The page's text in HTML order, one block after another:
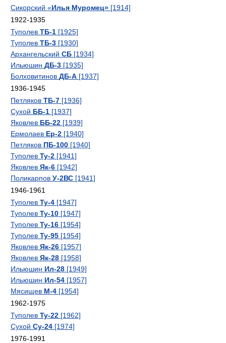
Сикорский «Илья Муромец» [1914]
1922-1935
Туполев ТБ-1 [1925]
Туполев ТБ-3 [1930]
Архангельский СБ [1934]
Ильюшин ДБ-3 [1935]
Болховитинов ДБ-А [1937]
1936-1945
Петляков ТБ-7 [1936]
Сухой ББ-1 [1937]
Яковлев ББ-22 [1939]
Ермолаев Ер-2 [1940]
Петляков ПБ-100 [1940]
Туполев Ту-2 [1941]
Яковлев Як-6 [1942]
Поликарпов У-2ВС [1941]
1946-1961
Туполев Ту-4 [1947]
Туполев Ту-10 [1947]
Туполев Ту-16 [1954]
Туполев Ту-95 [1954]
Яковлев Як-26 [1957]
Яковлев Як-28 [1958]
Ильюшин Ил-28 [1949]
Ильюшин Ил-54 [1957]
Мясищев М-4 [1954]
1962-1975
Туполев Ту-22 [1962]
Сухой Су-24 [1974]
1976-1991